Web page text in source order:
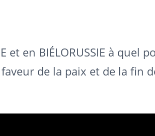
et en BIÉLORUSSIE à quel
de la paix et de la fin